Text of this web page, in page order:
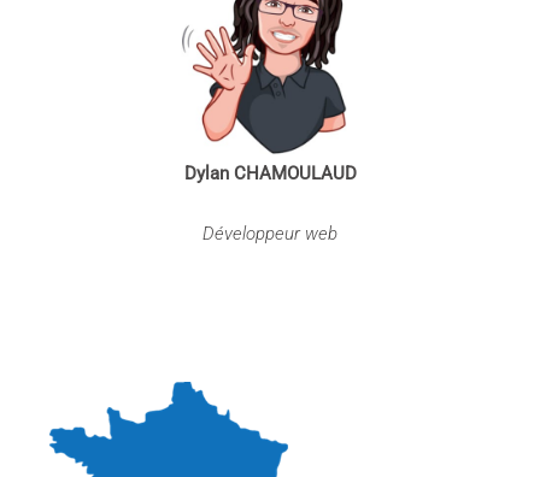
Dylan CHAMOULAUD
Développeur web